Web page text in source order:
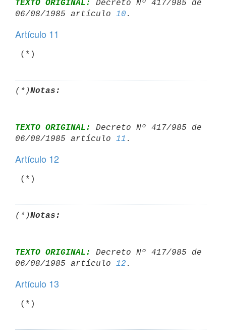
TEXTO ORIGINAL:
Decreto Nº 417/985 de
06/08/1985 artículo 10
Artículo 11
(*)
(*)Notas:
TEXTO ORIGINAL:
Decreto Nº 417/985 de
06/08/1985 artículo 11
Artículo 12
(*)
(*)Notas:
TEXTO ORIGINAL:
Decreto Nº 417/985 de
06/08/1985 artículo 12
Artículo 13
(*)